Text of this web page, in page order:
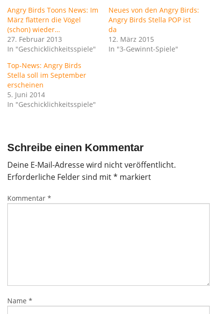
Angry Birds Toons News: Im
März flattern die Vögel
(schon) wieder…
27. Februar 2013
In "Geschicklichkeitsspiele"
Neues von den Angry Birds:
Angry Birds Stella POP ist
da
12. März 2015
In "3-Gewinnt-Spiele"
Top-News: Angry Birds
Stella soll im September
erscheinen
5. Juni 2014
In "Geschicklichkeitsspiele"
Schreibe einen Kommentar
Deine E-Mail-Adresse wird nicht veröffentlicht.
Erforderliche Felder sind mit* markiert
Kommentar *
Name *